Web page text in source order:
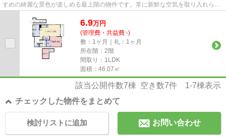
すめの綺麗な景色が楽しめる最上階の物件です。常に新鮮な空気を取り入れられ
6.9万円
(管理費・共益費 -)
敷：1ヶ月｜礼：1ヶ月
所在階：2階
間取り：1LDK
面積：46.07㎡
該当公開件数7棟 空き数7件 1-7棟表示
チェックした物件をまとめて
お問い合わせ
検討リストに追加